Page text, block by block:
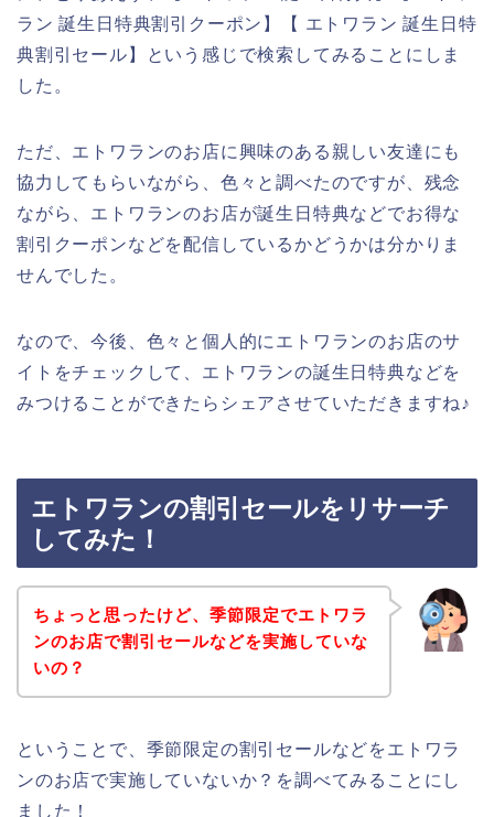
ラン 誕生日特典割引クーポン】【 エトワラン 誕生日特
典割引セール】という感じで検索してみることにしま
した。
ただ、エトワランのお店に興味のある親しい友達にも
協力してもらいながら、色々と調べたのですが、残念
ながら、エトワランのお店が誕生日特典などでお得な
割引クーポンなどを配信しているかどうかは分かりま
せんでした。
なので、今後、色々と個人的にエトワランのお店のサ
イトをチェックして、エトワランの誕生日特典などを
みつけることができたらシェアさせていただきますね♪
エトワランの割引セールをリサーチ
してみた！
ちょっと思ったけど、季節限定でエトワラ
ンのお店で割引セールなどを実施していな
いの？
ということで、季節限定の割引セールなどをエトワラ
ンのお店で実施していないか？を調べてみることにし
ました！